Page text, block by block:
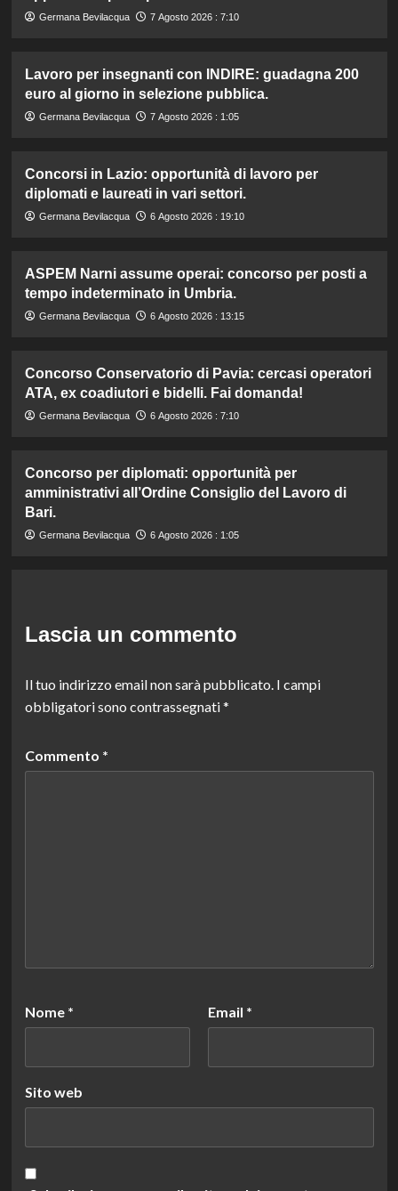
Germana Bevilacqua 7 Agosto 2026 : 7:10
Lavoro per insegnanti con INDIRE: guadagna 200
euro al giorno in selezione pubblica.
Germana Bevilacqua 7 Agosto 2026 : 1:05
Concorsi in Lazio: opportunità di lavoro per
diplomati e laureati in vari settori.
Germana Bevilacqua 6 Agosto 2026 : 19:10
ASPEM Narni assume operai: concorso per posti a
tempo indeterminato in Umbria.
Germana Bevilacqua 6 Agosto 2026 : 13:15
Concorso Conservatorio di Pavia: cercasi operatori
ATA, ex coadiutori e bidelli. Fai domanda!
Germana Bevilacqua 6 Agosto 2026 : 7:10
Concorso per diplomati: opportunità per
amministrativi all’Ordine Consiglio del Lavoro di
Bari.
Germana Bevilacqua 6 Agosto 2026 : 1:05
Lascia un commento
Il tuo indirizzo email non sarà pubblicato. I campi
obbligatori sono contrassegnati*
Commento *
Nome * Email *
Sito web